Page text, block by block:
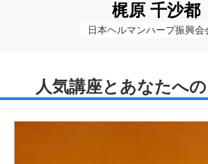
梶原 千沙都
日本ヘルマンハープ振興会